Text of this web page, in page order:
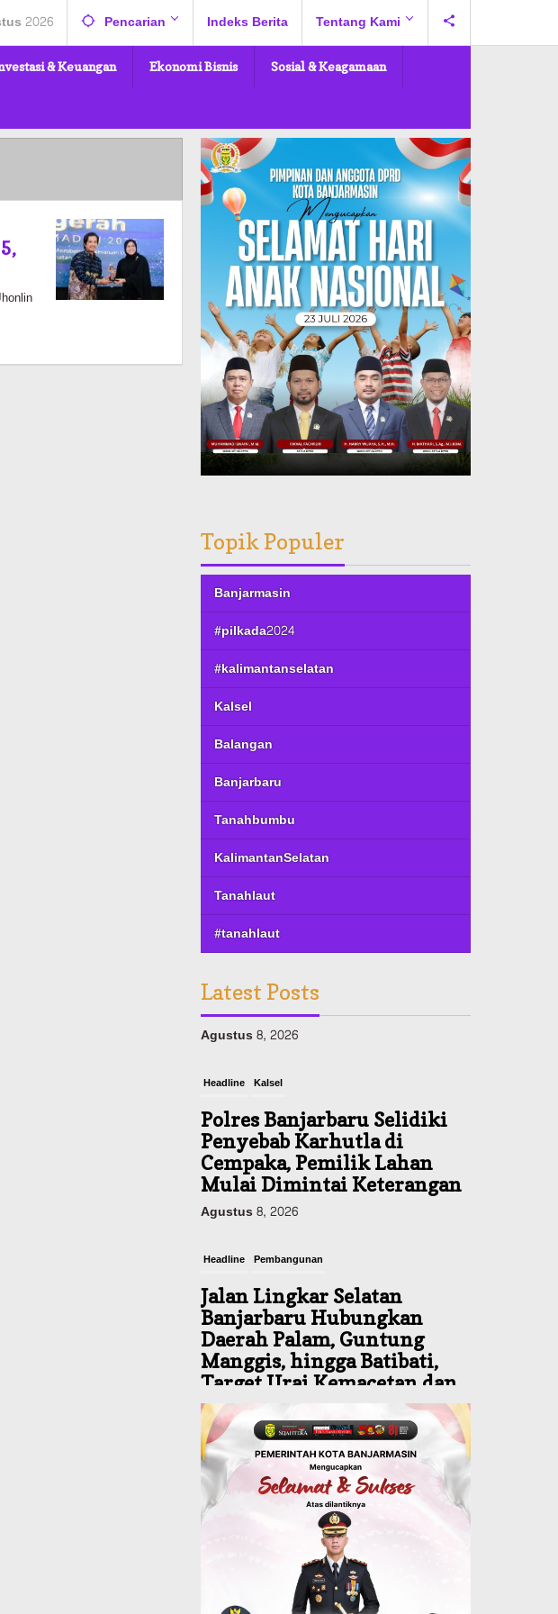
2026 Pencarian Indeks Berita Tentang Kami
& Keuangan Ekonomi Bisnis Sosial & Keagamaan
Topik Populer
Banjarmasin
#pilkada2024
#kalimantanselatan
Kalsel
Balangan
Banjarbaru
Tanahbumbu
KalimantanSelatan
Tanahlaut
#tanahlaut
Latest Posts
Polres Banjarbaru Selidiki
Penyebab Karhutla di
Cempaka, Pemilik Lahan
Mulai Dimintai Keterangan
Agustus 8, 2026
Jalan Lingkar Selatan
Banjarbaru Hubungkan
Daerah Palam, Guntung
Manggis, hingga Batibati,
Target Urai Kemacetan dan
Buka Kawasan Baru
Agustus 8, 2026
Headline
Panaskan Kembali Arena
Panjat Tebing, FPTI
Banjarmasin Siapkan
Sirkuit se-Kalsel
Agustus 8, 2026